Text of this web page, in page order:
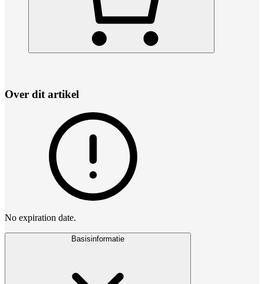
Over dit artikel
No expiration date.
Basisinformatie